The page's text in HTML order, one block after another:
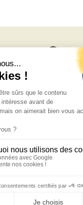
Livraison gratuite